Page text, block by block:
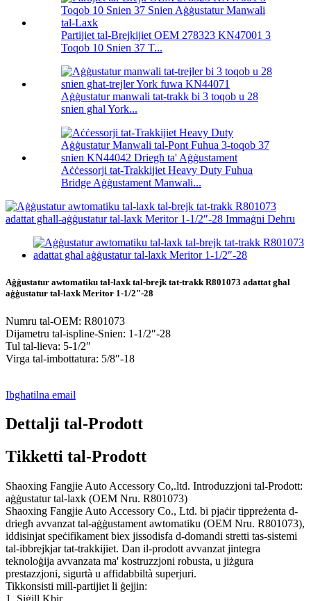
Partijiet tal-Brejkijiet OEM 278323 KN47001 3
Toqob 10 Snien 37 T...
Aġġustatur manwali tat-trakk bi 3 toqob u 28
snien għal York...
Aċċessorji tat-Trakkijiet Heavy Duty Fuhua
Bridge Aġġustament Manwali...
Aġġustatur awtomatiku tal-laxk tal-brejk tat-trakk R801073 adattat għal
aġġustatur tal-laxk Meritor 1-1/2″-28
Numru tal-OEM: R801073
Dijametru tal-ispline-Snien: 1-1/2″-28
Tul tal-lieva: 5-1/2″
Virga tal-imbottatura: 5/8″-18
Ibgħatilna email
Dettalji tal-Prodott
Tikketti tal-Prodott
Shaoxing Fangjie Auto Accessory Co,.ltd. Introduzzjoni tal-Prodott:
aġġustatur tal-laxk (OEM Nru. R801073)
Shaoxing Fangjie Auto Accessory Co., Ltd. bi pjaċir tippreżenta d-
driegħ avvanzat tal-aġġustament awtomatiku (OEM Nru. R801073),
iddisinjat speċifikament biex jissodisfa d-domandi stretti tas-sistemi
tal-ibbrejkjar tat-trakkijiet. Dan il-prodott avvanzat jintegra
teknoloġija avvanzata ma' kostruzzjoni robusta, u jiżgura
prestazzjoni, sigurtà u affidabbiltà superjuri.
Tikkonsisti mill-partijiet li ġejjin: